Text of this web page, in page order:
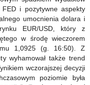
i pozytywne aspekty
umocnienia dolara i
EUR/USD, który z
w środę wieczorem
1,0925 (g. 16:50). Z
wyhamował także trend
wczorajszej decyzji
poziomie była